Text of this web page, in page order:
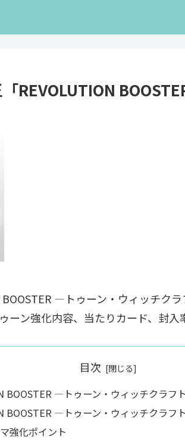
REVOLUTION
BOOSTER ―トゥーン・ウィッチク
ーン強化内容、当たりカード、封入
目次
BOOSTER ―トゥーン・ウィッチクラフ
BOOSTER ―トゥーン・ウィッチクラフ
強化ポイント